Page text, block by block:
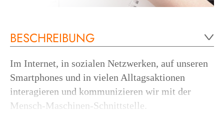
BESCHREIBUNG
Im Internet, in sozialen Netzwerken, auf unseren
Smartphones und in vielen Alltagsaktionen
interagieren und kommunizieren wir mit der
Mensch-Maschinen-Schnittstelle.